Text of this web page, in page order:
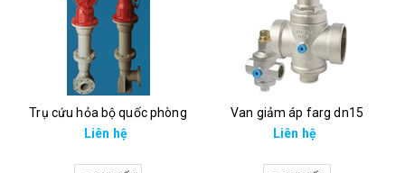
Trụ cứu hỏa bộ quốc phòng
Liên hệ
Van giảm áp farg dn15
Liên hệ